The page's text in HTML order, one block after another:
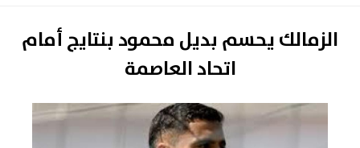
الزمالك يحسم بديل محمود بنتايج أمام
اتحاد العاصمة